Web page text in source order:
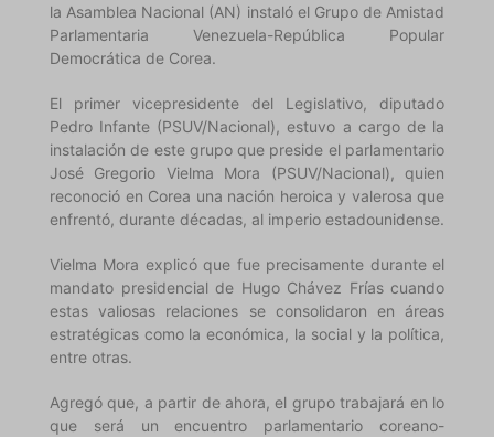
la Asamblea Nacional (AN) instaló el Grupo de Amistad
Parlamentaria Venezuela-República Popular
Democrática de Corea.
El primer vicepresidente del Legislativo, diputado
Pedro Infante (PSUV/Nacional), estuvo a cargo de la
instalación de este grupo que preside el parlamentario
José Gregorio Vielma Mora (PSUV/Nacional), quien
reconoció en Corea una nación heroica y valerosa que
enfrentó, durante décadas, al imperio estadounidense.
Vielma Mora explicó que fue precisamente durante el
mandato presidencial de Hugo Chávez Frías cuando
estas valiosas relaciones se consolidaron en áreas
estratégicas como la económica, la social y la política,
entre otras.
Agregó que, a partir de ahora, el grupo trabajará en lo
que será un encuentro parlamentario coreano-